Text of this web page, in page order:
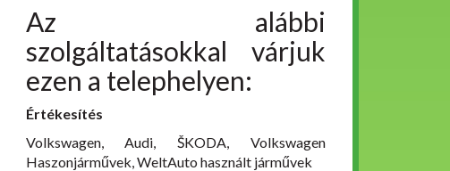
Az alábbi
szolgáltatásokkal várjuk
ezen a telephelyen:
Értékesítés
Volkswagen, Audi, ŠKODA, Volkswagen
Haszonjárművek, WeltAuto használt járművek